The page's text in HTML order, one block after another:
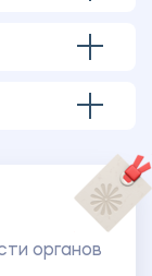
Московской
2018 годы»
программы
района на
органов